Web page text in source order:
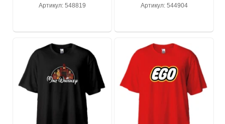
Артикул: 548819 Артикул: 544904